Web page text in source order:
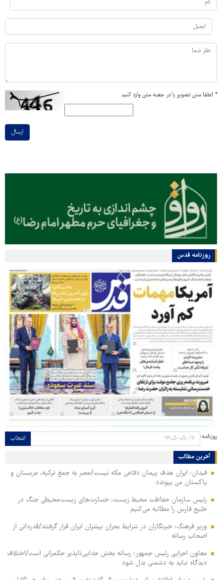
* لطفا متن تصویر را در جعبه متن وارد کنید
ارسال
روزنامه قدس
روزنامه: انتخاب
آخرین مطالب
فیدان: ایران هدف پیمان دفاعی مکه نیست/مصر به جمع ترکیه، عربستان و
پاکستان می پیوندد
رئیس سازمان حفاظت محیط زیست: خسارت‌های زیست‌محیطی جنگ در
خلیج فارس را مطالبه‌ می‌کنیم
وزیر فرهنگ: خبرنگاران در شرایط بحران پیشران ایران قرار گرفتند/قدردانی از
اصحاب رسانه
معاون اجرایی رئیس جمهور: رسانه بخش جدایی‌ناپذیر حکمرانی است/اختلاف
دیدگاه نباید به دشمنی بدل شود